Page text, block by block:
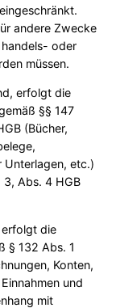
andere Zwecke
oder
müssen.
erfolgt die
§§ 147
(Bücher,
Unterlagen, etc.)
3, Abs. 4 HGB
erfolgt die
§ 132 Abs. 1
Konten,
und
mit